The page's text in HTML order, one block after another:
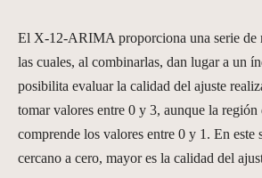
El X-12-ARIMA proporciona una serie de
las cuales, al combinarlas, dan lugar a un
posibilita evaluar la calidad del ajuste
tomar valores entre 0 y 3, aunque la región
comprende los valores entre 0 y 1. En este
cercano a cero, mayor es la calidad del